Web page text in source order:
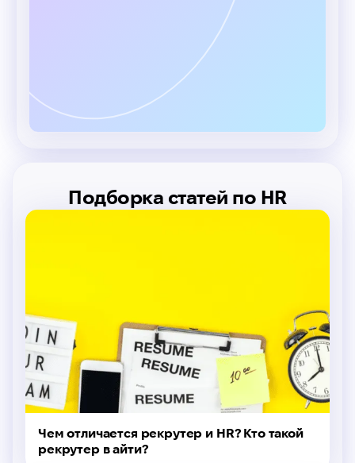
Подборка статей по HR
Чем отличается рекрутер и HR? Кто такой
рекрутер в айти?